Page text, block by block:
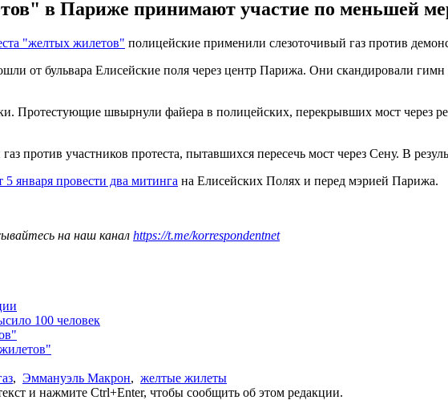
в Париже принимают участие по меньшей
"желтых жилетов" полицейские применили слезоточивый газ против
от бульвара Елисейские поля через центр Парижа. Они скандировали
Протестующие швырнули файера в полицейских, перекрывших мост через
против участников протеста, пытавшихся пересечь мост через Сену. В
января провести два митинга на Елисейских Полях и перед мэрией Парижа.
на наш канал https://t.me/korrespondentnet
100 человек
, Эммануэль Макрон, желтые жилеты
и нажмите Ctrl+Enter, чтобы сообщить об этом редакции.